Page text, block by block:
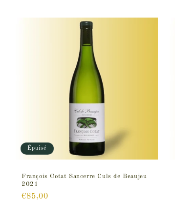
Épuisé
François Cotat Sancerre Culs de Beaujeu
2021
Prix
€85,00